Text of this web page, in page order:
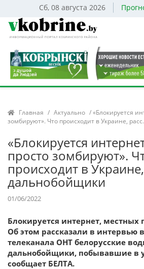
Сб, 08 августа 2026
Главная / Актуально / «Блокируется
зомбируют». Что происходит в Украине,
«Блокируется
просто зомбируют».
происходит в
дальнобойщики
01/06/2022
Блокируется интернет, местных
Об этом рассказали в интервью
телеканала ОНТ белорусские
дальнобойщики, побывавшие в
сообщает БЕЛТА.